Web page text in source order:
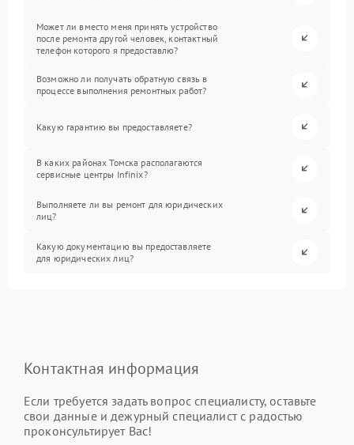
Может ли вместо меня принять устройство
после ремонта другой человек, контактный
телефон которого я предоставлю?
Возможно ли получать обратную связь в
процессе выполнения ремонтных работ?
Какую гарантию вы предоставляете?
В каких районах Томска располагаются
сервисные центры Infinix?
Выполняете ли вы ремонт для юридических
лиц?
Какую документацию вы предоставляете
для юридических лиц?
Контактная информация
Если требуется задать вопрос специалисту, оставьте
свои данные и дежурный специалист с радостью
проконсультирует Вас!